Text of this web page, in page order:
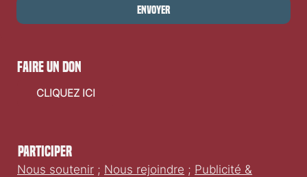
Envoyer
Participer
Nous soutenir ; Nous rejoindre ; Publicité &
faire un don
CLIQUEZ ICI